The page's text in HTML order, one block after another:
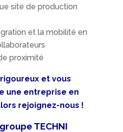
site de production
et la mobilité en
proximité
et vous
une entreprise en
rejoignez-nous !
TECHNI